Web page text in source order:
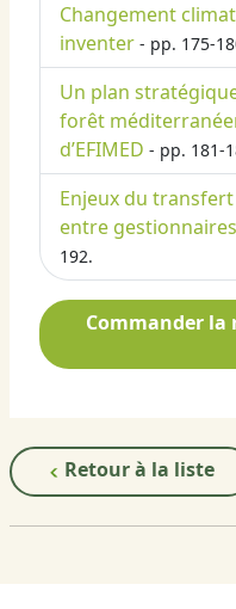
Changement
inventer - pp. 175-
Un plan
forêt
d’EFIMED - pp. 181-
Enjeux du
entre
192.
Commander
Retour à la liste